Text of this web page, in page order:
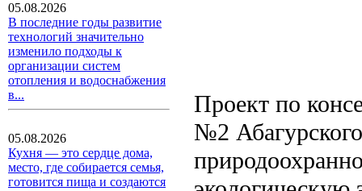
05.08.2026
В последние годы развитие
технологий значительно
изменило подходы к
организации систем
отопления и водоснабжения
в...
05.08.2026
Кухня — это сердце дома,
место, где собирается семья,
готовится пища и создаются
Проект по
№2